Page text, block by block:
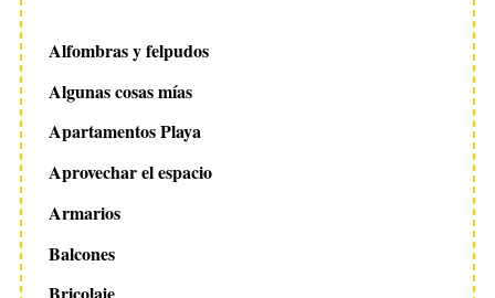
Alfombras y felpudos
Algunas cosas mías
Apartamentos Playa
Aprovechar el espacio
Armarios
Balcones